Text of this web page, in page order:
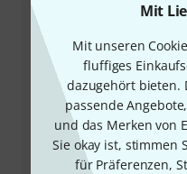
Mit
Mit unseren
fluffiges
dazugehört bieten.
passende
und das Merken von
Sie okay ist, stimmen
für Präferenzen,
Testbericht